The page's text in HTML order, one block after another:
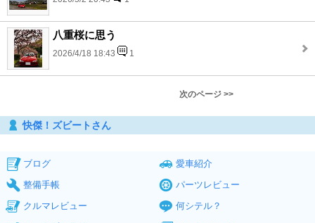
八重桜に思う
2026/4/18 18:43 1
次のページ >>
快傑！ズビートさん
ブログ
愛車紹介
整備手帳
パーツレビュー
クルマレビュー
何シテル？